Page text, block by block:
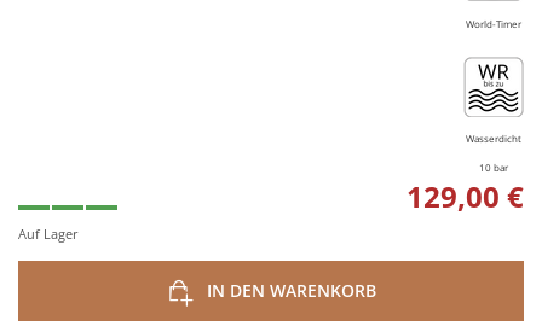
World-Timer
Wasserdicht
10 bar
129,00 €
Auf Lager
IN DEN WARENKORB